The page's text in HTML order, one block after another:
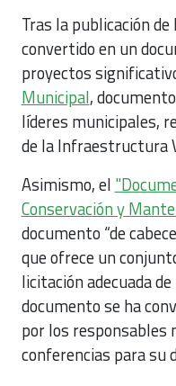
Tras la publicación de
convertido en un
proyectos
Municipal,
líderes municipales,
de la Infraestructura
Asimismo, el
Conservación y
documento “de
que ofrece un
licitación adecuada
documento se ha
por los responsables
conferencias para su